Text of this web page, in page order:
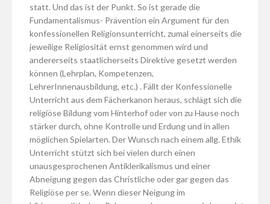
statt. Und das ist der Punkt. So ist gerade die
Fundamentalismus- Prävention ein Argument für den
konfessionellen Religionsunterricht, zumal einerseits die
jeweilige Religiosität ernst genommen wird und
andererseits staatlicherseits Direktive gesetzt werden
können (Lehrplan, Kompetenzen,
LehrerInnenausbildung, etc.) . Fällt der Konfessionelle
Unterricht aus dem Fächerkanon heraus, schlägt sich die
religiöse Bildung vom Hinterhof oder von zu Hause noch
stärker durch, ohne Kontrolle und Erdung und in allen
möglichen Spielarten. Der Wunsch nach einem allg. Ethik
Unterricht stützt sich bei vielen durch einen
unausgesprochenen Antiklerikalismus und einer
Abneigung gegen das Christliche oder gar gegen das
Religiöse per se. Wenn dieser Neigung im